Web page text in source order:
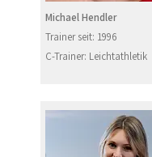
Michael Hendler
Trainer seit: 1996
C-Trainer: Leichtathletik